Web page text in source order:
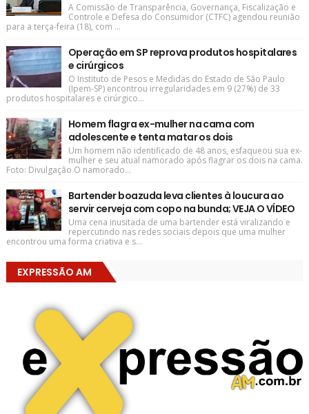
A Comissão de Transparência, Governança, Fiscalização e
Controle e Defesa do Consumidor (CTFC) agendou reunião
para a terça-feira (18), com ...
Operação em SP reprova produtos hospitalares
e cirúrgicos
O Instituto de Pesos e Medidas do Estado de São Paulo
(Ipem-SP) encontrou irregularidades em 9 (27%) de 33
produtos hospitalares e cirúrgico...
Homem flagra ex-mulher na cama com
adolescente e tenta matar os dois
Um homem não identificado de 48 anos, esfaqueou sua ex-
mulher e seu atual namorado após flagrar os dois na cama.
Foto: Divulgação O namorado...
Bartender boazuda leva clientes à loucura ao
servir cerveja com copo na bunda; VEJA O VÍDEO
Uma cena inusitada de uma bartender está viralizando e
repercutindo nas redes sociais depois que uma mulher
encontrou uma forma criativa e s...
EXPRESSÃO AM